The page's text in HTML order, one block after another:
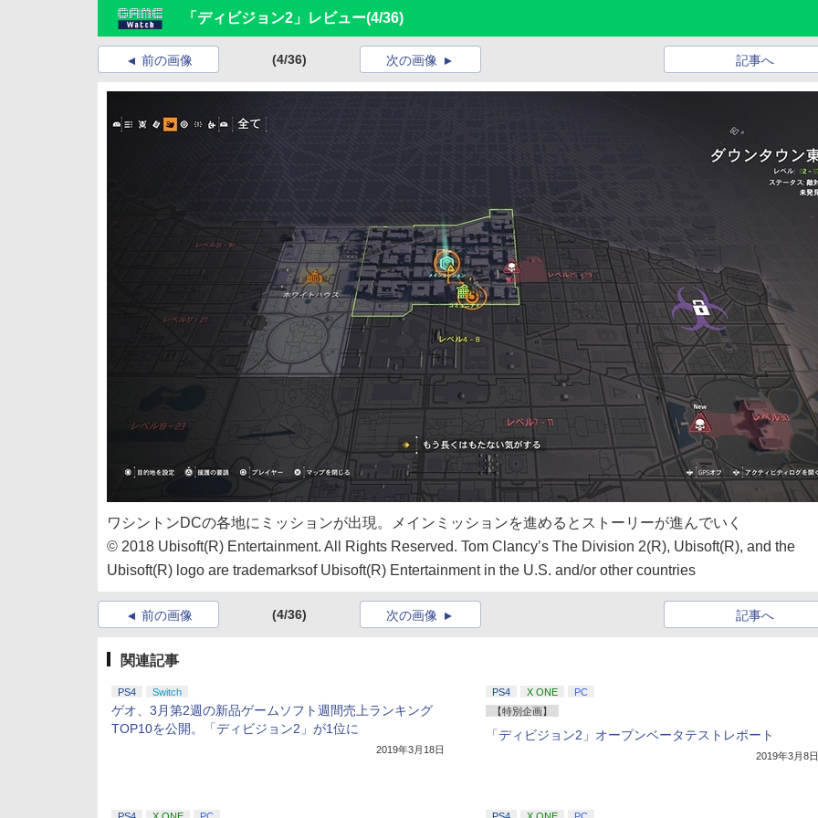
「ディビジョン2」レビュー(4/36)
前の画像 (4/36) 次の画像 記事へ
ワシントンDCの各地にミッションが出現。メインミッションを進めるとストーリーが進んでいく
© 2018 Ubisoft(R) Entertainment. All Rights Reserved. Tom Clancy’s The Division 2(R), Ubisoft(R), and the
Ubisoft(R) logo are trademarksof Ubisoft(R) Entertainment in the U.S. and/or other countries
前の画像 (4/36) 次の画像 記事へ
関連記事
PS4 Switch
ゲオ、3月第2週の新品ゲームソフト週間売上ランキング
TOP10を公開。「ディビジョン2」が1位に
2019年3月18日
PS4 X ONE
PC
【特別企画】
「ディビジョン2」オープンベータテストレポート
2019年3月8日